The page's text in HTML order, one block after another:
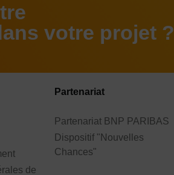
votre projet ?
de
Partenariat
Partenariat BNP PARIBAS
Dispositif "Nouvelles
Chances"